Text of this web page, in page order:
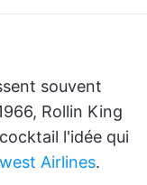
souvent
Rollin King
l'idée qui
Airlines.